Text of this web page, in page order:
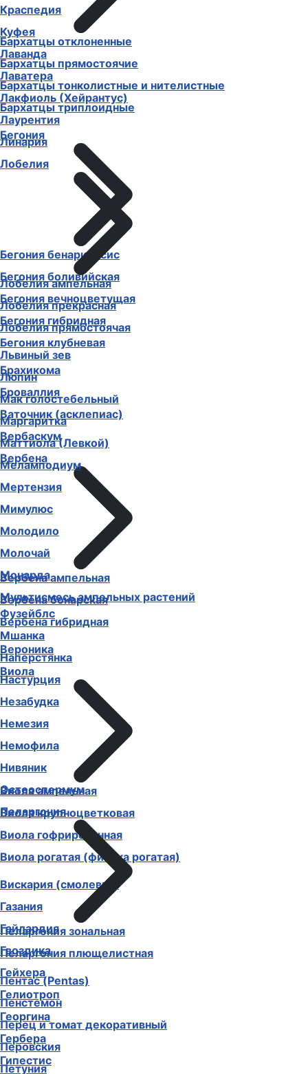
Бархатцы отклоненные
Бархатцы прямостоячие
Бархатцы тонколистные и нителистные
Бархатцы триплоидные
Бегония
Бегония бенариенсис
Бегония боливийская
Бегония вечноцветущая
Бегония гибридная
Бегония клубневая
Брахикома
Броваллия
Ваточник (асклепиас)
Вербаскум
Вербена
Вербена ампельная
Вербена бонарская
Вербена гибридная
Вероника
Виола
Виола ампельная
Виола крупноцветковая
Виола гофрированная
Виола рогатая (фиалка рогатая)
Вискария (смолевка)
Газания
Гайлардия
Гвоздика
Гейхера
Гелиотроп
Георгина
Гербера
Гипестис
Краспедия
Куфея
Лаванда
Лаватера
Лакфиоль (Хейрантус)
Лаурентия
Линария
Лобелия
Лобелия ампельная
Лобелия прекрасная
Лобелия прямостоячая
Львиный зев
Люпин
Мак голостебельный
Маргаритка
Маттиола (Левкой)
Меламподиум
Мертензия
Мимулюс
Молодило
Молочай
Монарда
Мультисмесь ампельных растений
Фузейблс
Мшанка
Наперстянка
Настурция
Незабудка
Немезия
Немофила
Нивяник
Остеоспермум
Пеларгония
Пеларгония зональная
Пеларгония плющелистная
Пентас (Pentas)
Пенстемон
Перец и томат декоративный
Перовския
Петуния